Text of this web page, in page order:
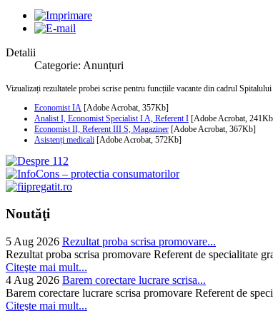
Detalii
Categorie: Anunțuri
Vizualizați rezultatele probei scrise pentru funcțiile vacante din cadrul
Economist IA [Adobe Acrobat, 357Kb]
Analist I, Economist Specialist I A, Referent I [Adobe Acrobat,
Economist II, Referent III S, Magaziner [Adobe Acrobat, 367Kb]
Asistenți medicali [Adobe Acrobat, 572Kb]
Noutăţi
5 Aug 2026 Rezultat proba scrisa promovare...
Rezultat proba scrisa promovare Referent de specialitate
Citeşte mai mult...
4 Aug 2026 Barem corectare lucrare scrisa...
Barem corectare lucrare scrisa promovare Referent de
Citeşte mai mult...